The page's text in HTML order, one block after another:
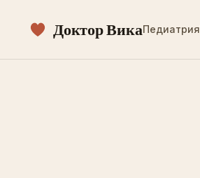
Доктор ВикаПедиатрия